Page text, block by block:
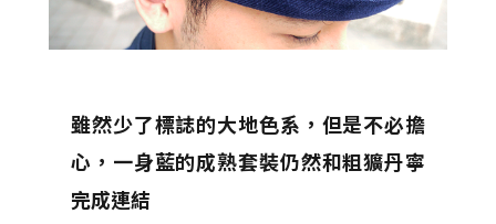
雖然少了標誌的大地色系，但是不必擔
心，一身藍的成熟套裝仍然和粗獷丹寧
完成連結